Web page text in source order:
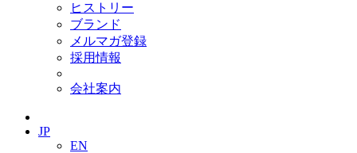
ヒストリー
ブランド
メルマガ登録
採用情報
会社案内
JP
EN